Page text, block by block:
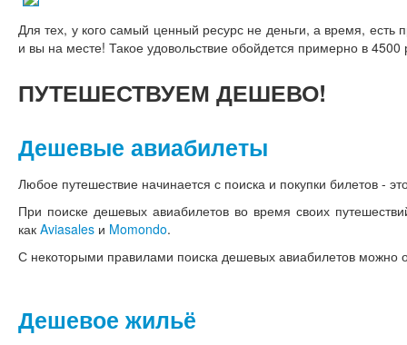
Для тех, у кого самый ценный ресурс не деньги, а время,
и вы на месте! Такое удовольствие обойдется примерно в 4500
ПУТЕШЕСТВУЕМ ДЕШЕВО!
Дешевые авиабилеты
Любое путешествие начинается с поиска и покупки билетов -
При поиске дешевых авиабилетов во время своих
как Aviasales и Momondo.
С некоторыми правилами поиска дешевых авиабилетов можно
Дешевое жильё